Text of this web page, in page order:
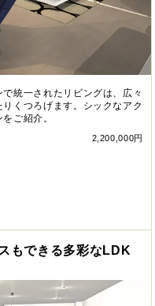
統一されたリビングは、広々
くつろげます。シックなアク
ご紹介。
2,200,000円
もできる多彩なLDK